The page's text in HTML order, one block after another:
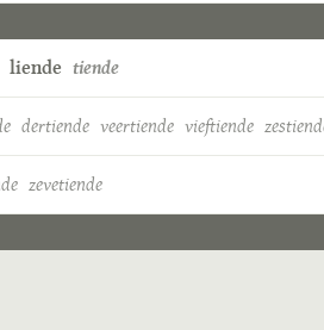
liende tiende
dertiende veertiende vieftiende
zevetiende